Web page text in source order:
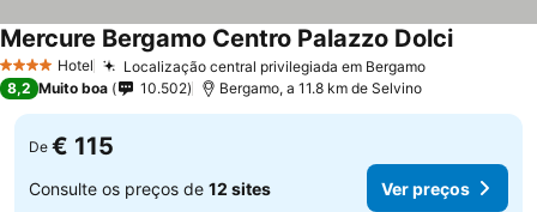
4 EstrelasHotel Localização central privilegiada em Bergamo
Mercure Bergamo Centro Palazzo Dolci
8,2 Muito boa 10.502 Bergamo, a 11.8 km de Selvino
De € 115
Consulte os preços de 12 sites Ver preços